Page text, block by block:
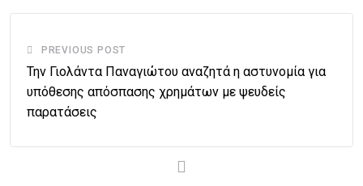
PREVIOUS POST
Την Γιολάντα Παναγιώτου αναζητά η αστυνομία για
υπόθεσης απόσπασης χρημάτων με ψευδείς
παρατάσεις